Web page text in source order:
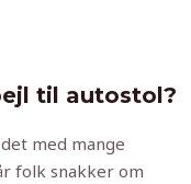
til autostol?
med mange
folk snakker om